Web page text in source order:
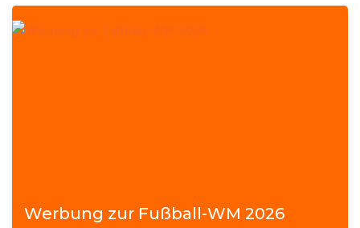
Werbung zur Fußball-WM 2026